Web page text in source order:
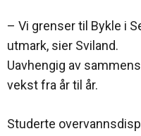
– Vi grenser til Bykle i
utmark, sier Sviland.
Uavhengig av
vekst fra år til år.
Studerte